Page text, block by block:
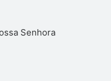
Senhora